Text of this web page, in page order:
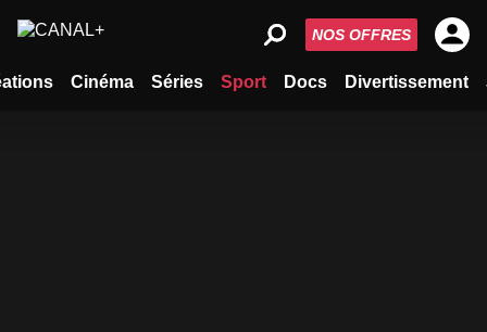
Cinéma Séries Sport Docs Divertissement
NOS OFFRES